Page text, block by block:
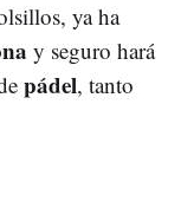
ya ha
y seguro hará
pádel, tanto